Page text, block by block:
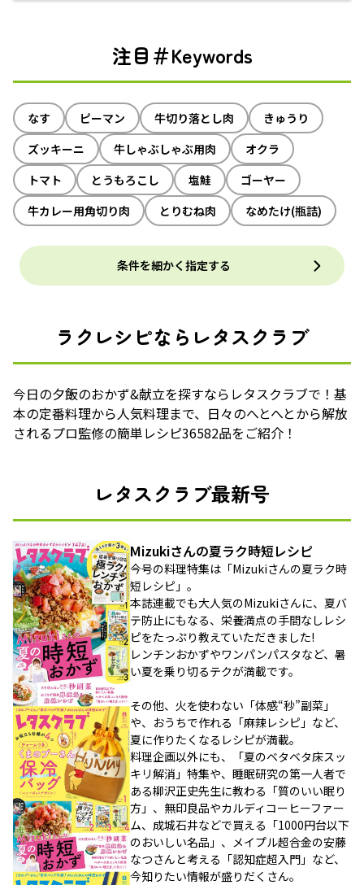
注目＃Keywords
なす ピーマン 牛切り落とし肉
きゅうり
ズッキーニ
牛しゃぶしゃぶ用肉
オクラ
トマト
とうもろこし 塩鮭
ゴーヤー
牛カレー用角切り肉
とりむね肉 なめたけ(瓶詰)
条件を細かく指定する
ラクレシピならレタスクラブ
今日の夕飯のおかず&献立を探すならレタスクラブで！基
本の定番料理から人気料理まで、日々のへとへとから解放
されるプロ監修の簡単レシピ36582品をご紹介！
レタスクラブ最新号
Mizukiさんの夏ラク時短レシピ
今号の料理特集は「Mizukiさんの夏ラク時
短レシピ」。
本誌連載でも大人気のMizukiさんに、夏バ
テ防止にもなる、栄養満点の手間なしレシ
ピをたっぷり教えていただきました!
レンチンおかずやワンパンパスタなど、暑
い夏を乗り切るテクが満載です。
その他、火を使わない「体感“秒”副菜」
や、おうちで作れる「麻辣レシピ」など、
夏に作りたくなるレシピが満載。
料理企画以外にも、「夏のベタベタ床スッ
キリ解消」特集や、睡眠研究の第一人者で
ある柳沢正史先生に教わる「質のいい眠り
方」、無印良品やカルディコーヒーファー
ム、成城石井などで買える「1000円台以下
のおいしい名品」、メイプル超合金の安藤
なつさんと考える「認知症超入門」など、
今知りたい情報が盛りだくさん。